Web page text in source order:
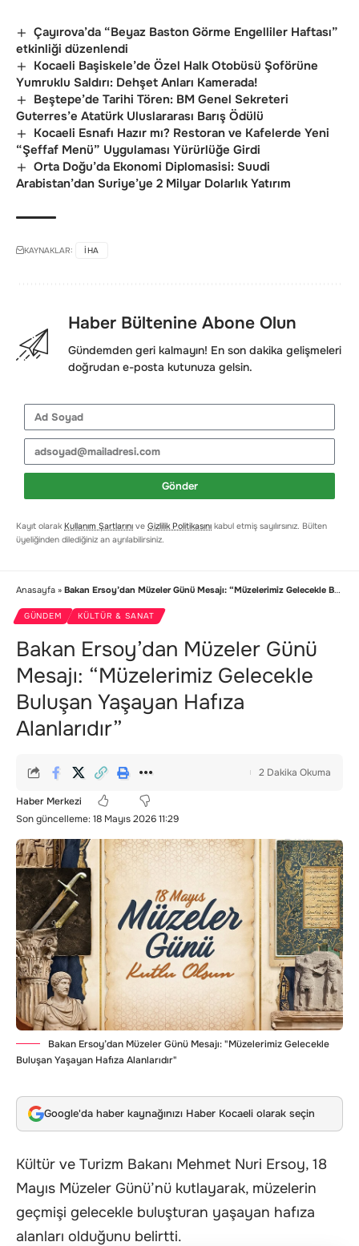
Çayırova’da “Beyaz Baston Görme Engelliler Haftası”
etkinliği düzenlendi
Kocaeli Başiskele’de Özel Halk Otobüsü Şoförüne
Yumruklu Saldırı: Dehşet Anları Kamerada!
Beştepe’de Tarihi Tören: BM Genel Sekreteri
Guterres’e Atatürk Uluslararası Barış Ödülü
Kocaeli Esnafı Hazır mı? Restoran ve Kafelerde Yeni
“Şeffaf Menü” Uygulaması Yürürlüğe Girdi
Orta Doğu’da Ekonomi Diplomasisi: Suudi
Arabistan’dan Suriye’ye 2 Milyar Dolarlık Yatırım
KAYNAKLAR: IHA
Haber Bültenine Abone Olun
Gündemden geri kalmayın! En son dakika gelişmeleri
doğrudan e-posta kutunuza gelsin.
Gönder
Kayıt olarak Kullanım Şartlarını ve Gizlilik Politikasını kabul etmiş sayılırsınız. Bülten
üyeliğinden dilediğiniz an ayrılabilirsiniz.
Anasayfa » Bakan Ersoy’dan Müzeler Günü Mesajı: “Müzelerimiz Gelecekle Buluşan Yaşayan Hafıza Alanlarıdır”
GÜNDEM KÜLTÜR & SANAT
Bakan Ersoy’dan Müzeler Günü
Mesajı: “Müzelerimiz Gelecekle
Buluşan Yaşayan Hafıza
Alanlarıdır”
Son güncelleme: 18 Mayıs 2026 11:29
Haber Merkezi
2 Dakika Okuma
Bakan Ersoy’dan Müzeler Günü Mesajı: "Müzelerimiz Gelecekle
Buluşan Yaşayan Hafıza Alanlarıdır"
Google'da haber kaynağınızı Haber Kocaeli olarak seçin
Kültür ve Turizm Bakanı Mehmet Nuri Ersoy, 18
Mayıs Müzeler Günü’nü kutlayarak, müzelerin
geçmişi gelecekle buluşturan yaşayan hafıza
alanları olduğunu belirtti.